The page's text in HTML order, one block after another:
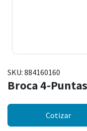
SKU: 884160160
Broca 4-
Cotizar